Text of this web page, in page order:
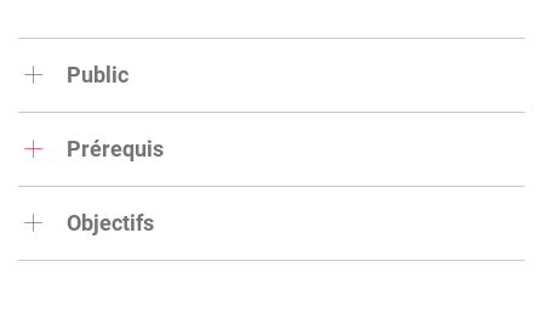
Public
approfondir les techniques d'accompagnement des cadres
et dirigeants d'entreprise
Prérequis
une formation similaire
Objectifs